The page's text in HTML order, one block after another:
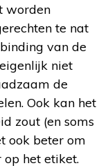
worden
te nat
van de
niet
de
Ook kan het
zout (en soms
ook beter om
op het etiket.